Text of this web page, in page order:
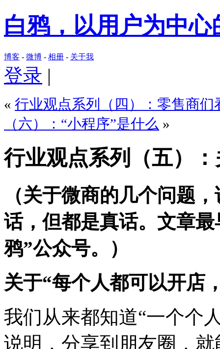
白鸦，以用户为中心
博客 - 微博 - 相册 - 关于我
登录 |
« 行业观点系列（四）：零售商们
（六）：“小程序”是什么 »
行业观点系列（五）
（关于微商的几个问题
话，但都是真话。文章
鸦”公众号。）
关于“每个人都可以开店
我们从来都知道“一个个
说明，分享到朋友圈，